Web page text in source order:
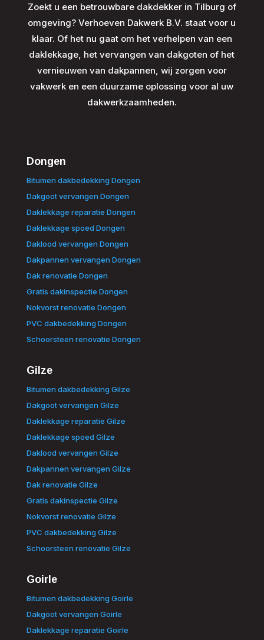
Zoekt u een betrouwbare dakdekker in Tilburg of
omgeving? Verhoeven Dakwerk B.V. staat voor u
klaar. Of het nu gaat om het verhelpen van een
daklekkage, het vervangen van dakgoten of het
vernieuwen van dakpannen, wij zorgen voor
vakwerk en een duurzame oplossing voor al uw
dakwerkzaamheden.
Dongen
Bitumen dakbedekking Dongen
Dakgoot vervangen Dongen
Daklekkage reparatie Dongen
Daklekkage spoed Dongen
Daklood vervangen Dongen
Dakpannen vervangen Dongen
Dak renovatie Dongen
Gratis dakinspectie Dongen
Nokvorst renovatie Dongen
PVC dakbedekking Dongen
Schoorsteen renovatie Dongen
Gilze
Bitumen dakbedekking Gilze
Dakgoot vervangen Gilze
Daklekkage reparatie Gilze
Daklekkage spoed Gilze
Daklood vervangen Gilze
Dakpannen vervangen Gilze
Dak renovatie Gilze
Gratis dakinspectie Gilze
Nokvorst renovatie Gilze
PVC dakbedekking Gilze
Schoorsteen renovatie Gilze
Goirle
Bitumen dakbedekking Goirle
Dakgoot vervangen Goirle
Daklekkage reparatie Goirle